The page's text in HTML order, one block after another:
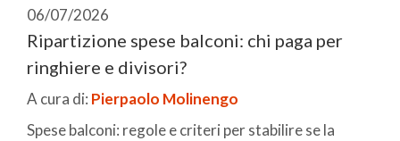
06/07/2026
Ripartizione spese balconi: chi paga per
ringhiere e divisori?
A cura di: Pierpaolo Molinengo
Spese balconi: regole e criteri per stabilire se la